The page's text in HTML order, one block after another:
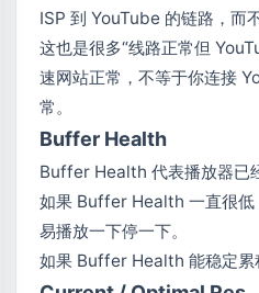
ISP 到 YouTube 的链路，而
这也是很多“线路正常但
速网站正常，不等于你连接
常。
Buffer Health
Buffer Health 代表播放器已
如果 Buffer Health 一直很低
易播放一下停一下。
如果 Buffer Health 能稳定累